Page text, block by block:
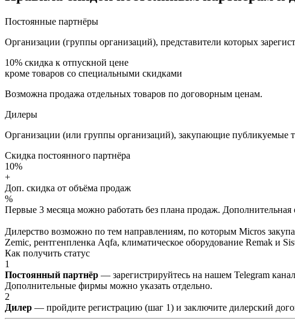
Постоянные партнёры
Организации (группы организаций), представители которых
10% скидка к отпускной цене
кроме товаров со специальными скидками
Возможна продажа отдельных товаров по договорным ценам.
Дилеры
Организации (или группы организаций), закупающие публикуемые
Скидка постоянного партнёра
10%
+
Доп. скидка от объёма продаж
%
Первые 3 месяца можно работать без плана продаж. Дополнительная
Дилерство возможно по тем направлениям, по которым Micros
Zemic, рентгенпленка Aqfa, климатическое оборудование Remak и
Как получить статус
1
Постоянный партнёр — зарегистрируйтесь на нашем Telegram
Дополнительные фирмы можно указать отдельно.
2
Дилер — пройдите регистрацию (шаг 1) и заключите дилерский